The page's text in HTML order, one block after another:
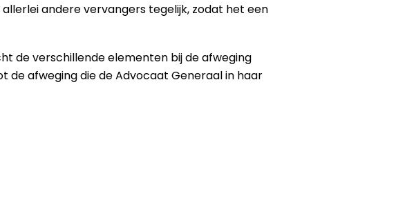
andere vervangers tegelijk, zodat het een
de verschillende elementen bij de afweging
de afweging die de Advocaat Generaal in haar